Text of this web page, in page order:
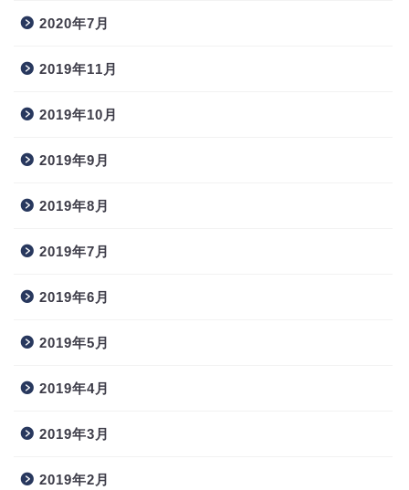
2020年7月
2019年11月
2019年10月
2019年9月
2019年8月
2019年7月
2019年6月
2019年5月
2019年4月
2019年3月
2019年2月